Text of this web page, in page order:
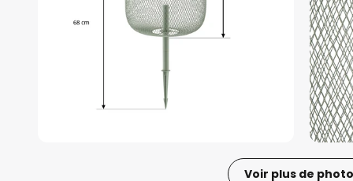
Voir plus de